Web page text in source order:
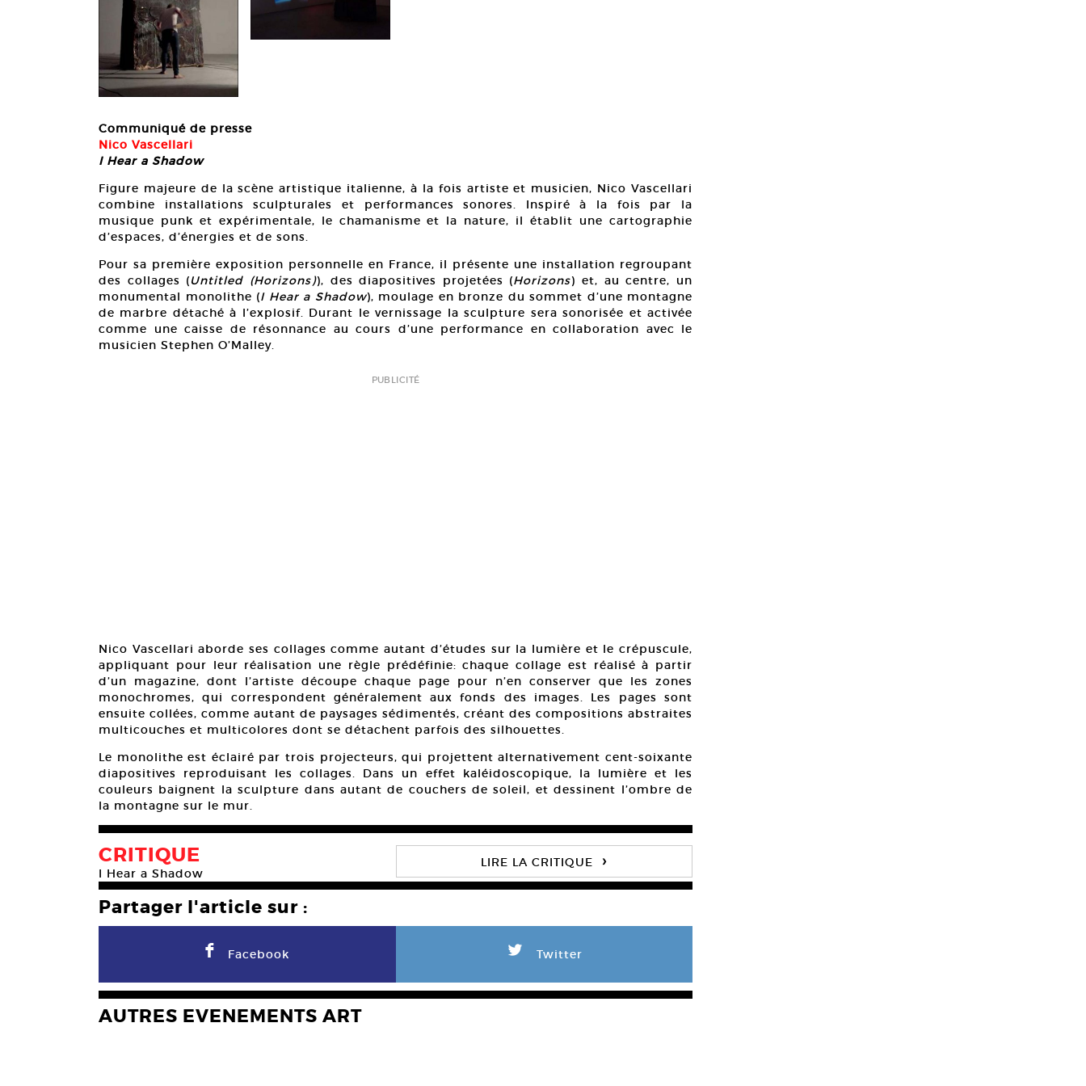
Communiqué de presse
Nico Vascellari
I Hear a Shadow
Figure majeure de la scène artistique italienne, à la fois artiste et musicien, Nico Vascellari
combine installations sculpturales et performances sonores. Inspiré à la fois par la
musique punk et expérimentale, le chamanisme et la nature, il établit une cartographie
d’espaces, d’énergies et de sons.
Pour sa première exposition personnelle en France, il présente une installation regroupant
des collages (Untitled (Horizons)), des diapositives projetées (Horizons) et, au centre, un
monumental monolithe (I Hear a Shadow), moulage en bronze du sommet d’une montagne
de marbre détaché à l’explosif. Durant le vernissage la sculpture sera sonorisée et activée
comme une caisse de résonnance au cours d’une performance en collaboration avec le
musicien Stephen O’Malley.
PUBLICITÉ
Nico Vascellari aborde ses collages comme autant d’études sur la lumière et le crépuscule,
appliquant pour leur réalisation une règle prédéfinie: chaque collage est réalisé à partir
d’un magazine, dont l’artiste découpe chaque page pour n’en conserver que les zones
monochromes, qui correspondent généralement aux fonds des images. Les pages sont
ensuite collées, comme autant de paysages sédimentés, créant des compositions abstraites
multicouches et multicolores dont se détachent parfois des silhouettes.
Le monolithe est éclairé par trois projecteurs, qui projettent alternativement cent-soixante
diapositives reproduisant les collages. Dans un effet kaléidoscopique, la lumière et les
couleurs baignent la sculpture dans autant de couchers de soleil, et dessinent l’ombre de
la montagne sur le mur.
CRITIQUE
I Hear a Shadow
LIRE LA CRITIQUE ›
Partager l'article sur :
F Facebook L Twitter
AUTRES EVENEMENTS ART